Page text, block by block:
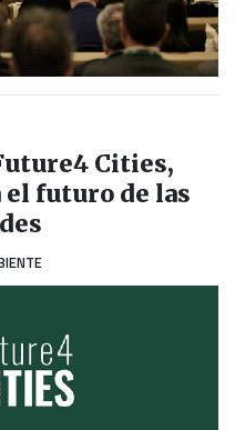
Cities,
el futuro de las